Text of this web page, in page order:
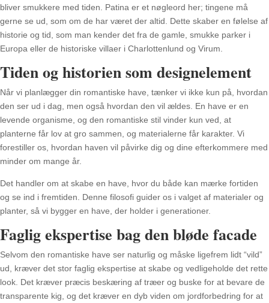
bliver smukkere med tiden. Patina er et nøgleord her; tingene må
gerne se ud, som om de har været der altid. Dette skaber en følelse af
historie og tid, som man kender det fra de gamle, smukke parker i
Europa eller de historiske villaer i Charlottenlund og Virum.
Tiden og historien som designelement
Når vi planlægger din romantiske have, tænker vi ikke kun på, hvordan
den ser ud i dag, men også hvordan den vil ældes. En have er en
levende organisme, og den romantiske stil vinder kun ved, at
planterne får lov at gro sammen, og materialerne får karakter. Vi
forestiller os, hvordan haven vil påvirke dig og dine efterkommere med
minder om mange år.
Det handler om at skabe en have, hvor du både kan mærke fortiden
og se ind i fremtiden. Denne filosofi guider os i valget af materialer og
planter, så vi bygger en have, der holder i generationer.
Faglig ekspertise bag den bløde facade
Selvom den romantiske have ser naturlig og måske ligefrem lidt “vild”
ud, kræver det stor faglig ekspertise at skabe og vedligeholde det rette
look. Det kræver præcis beskæring af træer og buske for at bevare de
transparente kig, og det kræver en dyb viden om jordforbedring for at